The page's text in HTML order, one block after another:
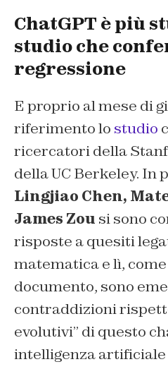
ChatGPT è più
studio che
regressione
E proprio al mese di
riferimento lo studio
ricercatori della
della UC Berkeley. In
Lingjiao Chen,
James Zou si sono
risposte a quesiti
matematica e lì,
documento, sono
contraddizioni
evolutivi” di questo
intelligenza artificiale